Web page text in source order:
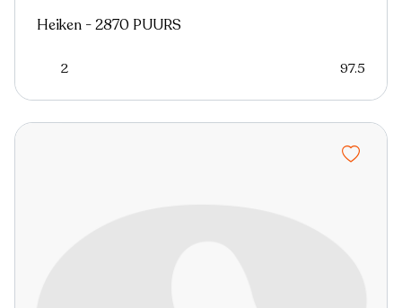
Heiken - 2870 PUURS
2 97.5